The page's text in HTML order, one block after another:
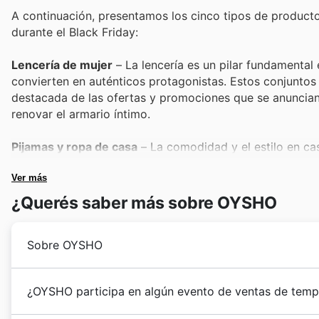
A continuación, presentamos los cinco tipos de
durante el Black Friday:
Lencería de mujer – La lencería es un pilar
convierten en auténticos protagonistas. Estos
destacada de las ofertas y promociones que se
renovar el armario íntimo.
Pijamas y ropa de casa – La comodidad y el estilo en
de ofertas como el Black Friday, apareciendo
o ser regaladas, siempre con descuentos atractivos.
atención durante las grandes campañas de rebajas
Conjuntos de punto y prendas de abrigo ligeras– Los
Ver más
¿Querés saber más sobre OYSHO
Sobre OYSHO
camino de crecimiento constante en España.
clientas, la marca se ha consolidado como un
¿OYSHO participa en algún evento de ventas de